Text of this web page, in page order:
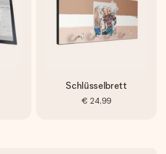
Schlüsselbrett
€ 24,99